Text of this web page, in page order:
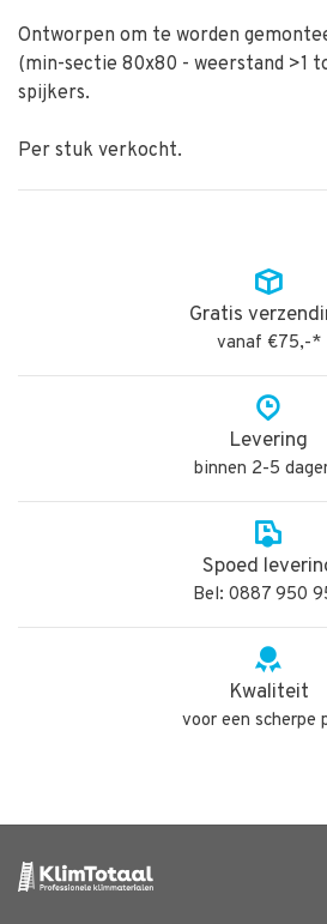
Ontworpen om te worden
(min-sectie 80x80 - weerstand >1
spijkers.
Per stuk verkocht.
Gratis
vanaf €75,-*
Levering
binnen 2-5
Spoed
Bel: 0887 950
Kwaliteit
voor een scherpe